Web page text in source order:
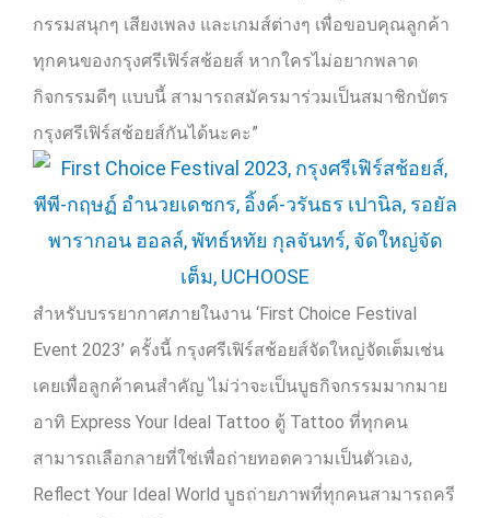
กรรมสนุกๆ เสียงเพลง และเกมส์ต่างๆ เพื่อขอบคุณลูกค้า
ทุกคนของกรุงศรีเฟิร์สช้อยส์ หากใครไม่อยากพลาด
กิจกรรมดีๆ แบบนี้ สามารถสมัครมาร่วมเป็นสมาชิกบัตร
กรุงศรีเฟิร์สช้อยส์กันได้นะคะ”
สำหรับบรรยากาศภายในงาน ‘First Choice Festival
Event 2023’ ครั้งนี้ กรุงศรีเฟิร์สช้อยส์จัดใหญ่จัดเต็มเช่น
เคยเพื่อลูกค้าคนสำคัญ ไม่ว่าจะเป็นบูธกิจกรรมมากมาย
อาทิ Express Your Ideal Tattoo ตู้ Tattoo ที่ทุกคน
สามารถเลือกลายที่ใช่เพื่อถ่ายทอดความเป็นตัวเอง,
Reflect Your Ideal World บูธถ่ายภาพที่ทุกคนสามารถครี